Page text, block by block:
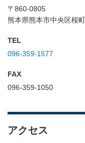
〒860-0805
熊本県熊本市中央区桜
TEL
096-359-1577
FAX
096-359-1050
アクセス